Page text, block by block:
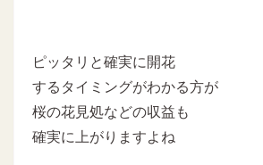
ピッタリと確実に開花
するタイミングがわかる方が
桜の花見処などの収益も
確実に上がりますよね